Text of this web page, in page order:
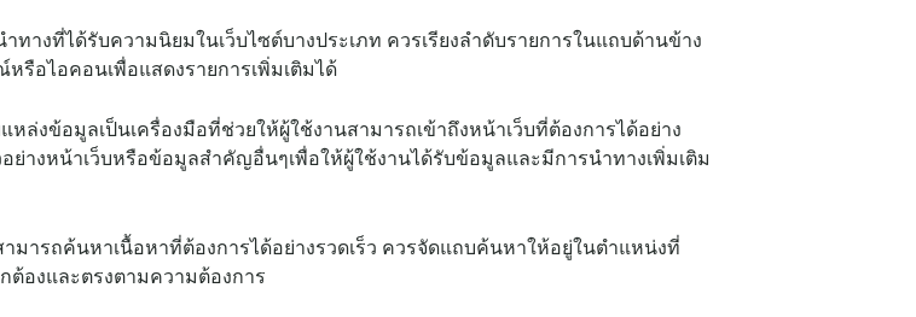
ทางที่ได้รับความนิยมในเว็บไซต์บางประเภท ควรเรียงลำดับรายการในแถบด้านข้าง
รือไอคอนเพื่อแสดงรายการเพิ่มเติมได้
ล่งข้อมูลเป็นเครื่องมือที่ช่วยให้ผู้ใช้งานสามารถเข้าถึงหน้าเว็บที่ต้องการได้อย่าง
ย่างหน้าเว็บหรือข้อมูลสำคัญอื่นๆเพื่อให้ผู้ใช้งานได้รับข้อมูลและมีการนำทางเพิ่มเติม
ารถค้นหาเนื้อหาที่ต้องการได้อย่างรวดเร็ว ควรจัดแถบค้นหาให้อยู่ในตำแหน่งที่
ต้องและตรงตามความต้องการ